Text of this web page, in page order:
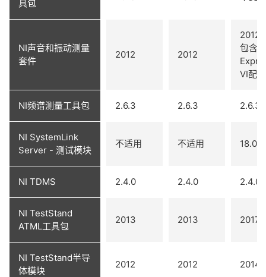
具包
NI声音和振动测量
套件
2012 2012
2012
包含
VI配
NI频谱测量工具包 2.6.3 2.6.3 2.6.3
NI SystemLink
Server - 测试模块
不适用 不适用 18.0
NI TDMS 2.4.0 2.4.0 2.4.0
NI TestStand
ATML工具包
2013 2013 2017
NI TestStand半导
体模块
2012 2012 2014